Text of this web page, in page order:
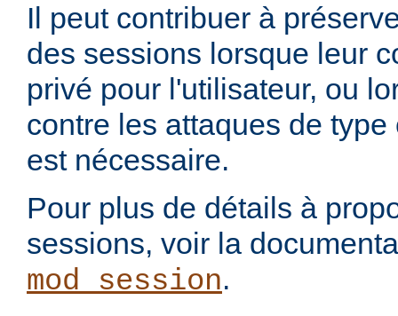
Il peut contribuer à
des sessions lorsque leur
privé pour l'utilisateur, ou
contre les attaques de
est nécessaire.
Pour plus de détails à
sessions, voir la
mod_session.